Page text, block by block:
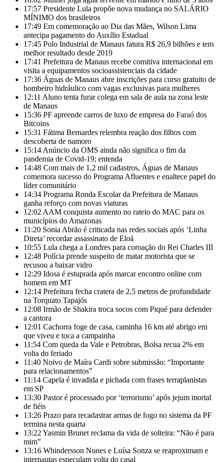
17:57 Presidente Lula propõe nova mudança no SALÁRIO
MÍNIMO dos brasileiros
17:49 Em comemoração ao Dia das Mães, Wilson Lima
antecipa pagamento do Auxílio Estadual
17:45 Polo Industrial de Manaus fatura R$ 26,9 bilhões e tem
melhor resultado desde 2019
17:41 Prefeitura de Manaus recebe comitiva internacional em
visita a equipamentos socioassistenciais da cidade
17:36 Águas de Manaus abre inscrições para curso gratuito de
bombeiro hidráulico com vagas exclusivas para mulheres
12:11 Aluno tenta furar colega em sala de aula na zona leste
de Manaus
15:36 PF apreende carros de luxo de empresa do Faraó dos
Bitcoins
15:31 Fátima Bernardes relembra reação dos filhos com
descoberta de namoro
15:14 Anúncio da OMS ainda não significa o fim da
pandemia de Covid-19; entenda
14:48 Com mais de 1,2 mil cadastros, Águas de Manaus
comemora sucesso do Programa Afluentes e enaltece papel do
líder comunitário
14:34 Programa Ronda Escolar da Prefeitura de Manaus
ganha reforço com novas viaturas
12:02 AAM conquista aumento no rateio do MAC para os
municípios do Amazonas
11:20 Sonia Abrão é criticada nas redes sociais após ‘Linha
Direta’ recordar assassinato de Eloá
10:55 Lula chega a Londres para coroação do Rei Charles III
12:48 Polícia prende suspeito de matar motorista que se
recusou a baixar vidro
12:29 Idosa é estuprada após marcar encontro online com
homem em MT
12:14 Prefeitura fecha cratera de 2,5 metros de profundidade
na Torquato Tapajós
12:08 Irmão de Shakira troca socos com Piqué para defender
a cantora
12:01 Cachorra foge de casa, caminha 16 km até abrigo em
que viveu e toca a campainha
11:54 Com queda da Vale e Petrobras, Bolsa recua 2% em
volta do feriado
11:40 Noivo de Maíra Cardi sobre submissão: “Importante
para relacionamentos”
11:14 Capela é invadida e pichada com frases terraplanistas
em SP
13:30 Pastor é processado por ‘terrorismo’ após jejum mortal
de fiéis
13:26 Prazo para recadastrar armas de fogo no sistema da PF
termina nesta quarta
13:22 Yasmin Brunet reclama da vida de solteira: “Não é para
mim”
13:16 Whindersson Nunes e Luísa Sonza se reaproximam e
internautas especulam volta do casal